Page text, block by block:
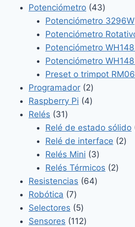
productos
Potenciómetro 4343
Potenciómetro 3296W
Potenciómetro
Potenciómetro
Potenciómetro
Preset o trimpot
Programador 22
productos
Raspberry Pi 44
Relés 3131
productos
Relé de estado sólido
Relé de interface 22
Relés Mini 33
productos
Relés Térmicos 22
Resistencias 6464
Robótica 77
productos
Selectores 55
productos
Sensores 112112